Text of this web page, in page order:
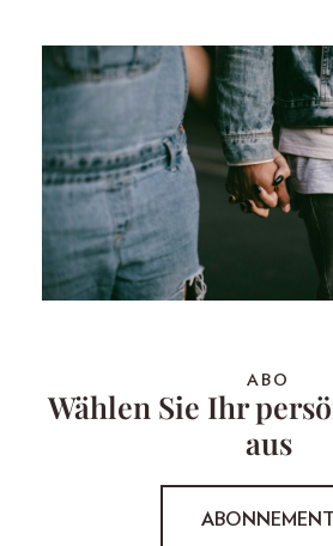
ABO
Wählen Sie Ihr
aus
ABONNEMENT